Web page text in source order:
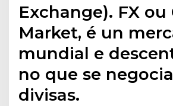
Exchange). FX ou
Market, é un
mundial e
no que se
divisas.